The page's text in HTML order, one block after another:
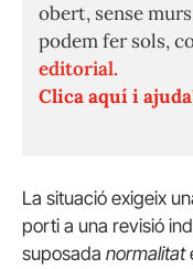
obert, sense
podem fer sols,
editorial.
Clica aquí i
La situació exigeix
porti a una revisió
suposada normalitat